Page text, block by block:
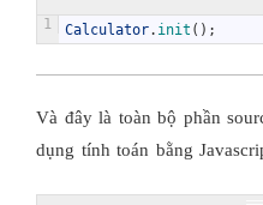
1 Calculator. init ( ) ;
Và đây là toàn bộ phần
dụng tính toán bằng